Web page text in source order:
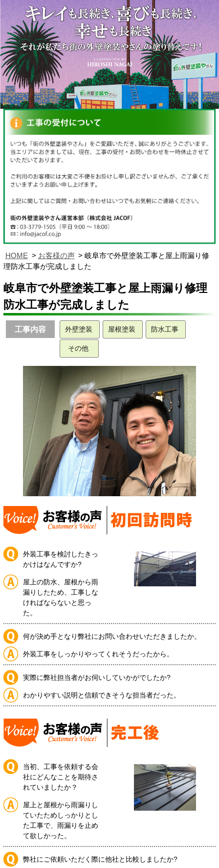
HOME お客様の声
岐阜市で外壁塗装工事と屋上雨漏り修
理防水工事が完成しました
岐阜市で外壁塗装工事と屋上雨漏り修理
防水工事が完成しました
工事内容 外壁塗装 屋根塗装 防水工事
その他
外装工事を検討したきっ
かけはなんですか?
屋上の防水、屋根から雨
漏りしたため、工事しな
ければならないと思っ
た。
何が決め手となり弊社にお問い合わせいただきましたか。
外装工事をしっかりやってくれそうだったから。
実際に弊社担当者がお伺いしていかがでしたか?
わかりやすい説明と信頼できそうな担当者だった。
当初、工事を依頼する会
社にどんなことを期待さ
れていましたか？
屋上と屋根から雨漏りし
ていたためしっかりとし
た工事で、雨漏りを止め
て欲しかった。
弊社にご依頼いただく際に他社と比較しましたか?